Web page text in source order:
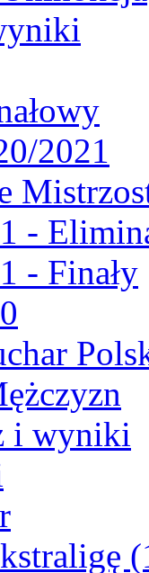
2021
-
- Finały
i wyniki